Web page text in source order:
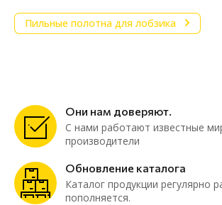
Пильные полотна для лобзика
Они нам доверяют.
С нами работают известные
производители
Обновление каталога
Каталог продукции регулярно
пополняется.